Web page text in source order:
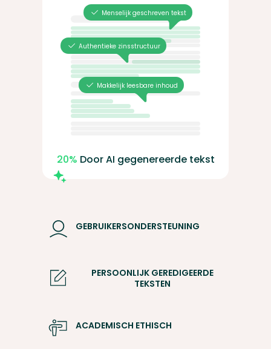
20% Door AI gegenereerde tekst
Menselijk geschreven tekst
Authentieke zinsstructuur
Makkelijk leesbare inhoud
GEBRUIKERSONDERSTEUNING
PERSOONLIJK GEREDIGEERDE
TEKSTEN
ACADEMISCH ETHISCH